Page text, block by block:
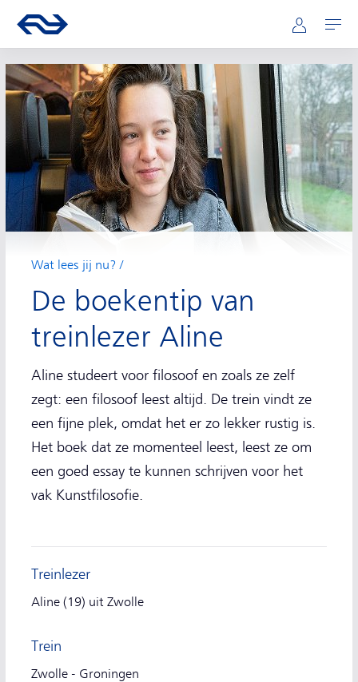
Hoofdnavigatie
Ga naar de homepage van ns.nl Mijn NS
Openen
Wat lees jij nu?
De boekentip van
treinlezer Aline
Aline studeert voor filosoof en zoals ze zelf
zegt: een filosoof leest altijd. De trein vindt ze
een fijne plek, omdat het er zo lekker rustig is.
Het boek dat ze momenteel leest, leest ze om
een goed essay te kunnen schrijven voor het
vak Kunstfilosofie.
Treinlezer
Aline (19) uit Zwolle
Trein
Zwolle - Groningen